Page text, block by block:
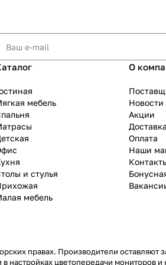
мебель
и стулья
мебель
О
Новости
Акции
Доставка
Оплата
Наши
правах. Производители оставляют
цветопередачи